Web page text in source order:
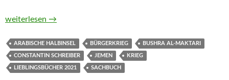
Was hast Du hinter Dir gelassen? Stimmen aus dem
weiterlesen →
ARABISCHE HALBINSEL BÜRGERKRIEG BUSHRA AL-MAKTARI
CONSTANTIN SCHREIBER JEMEN KRIEG
LIEBLINGSBÜCHER 2021 SACHBUCH